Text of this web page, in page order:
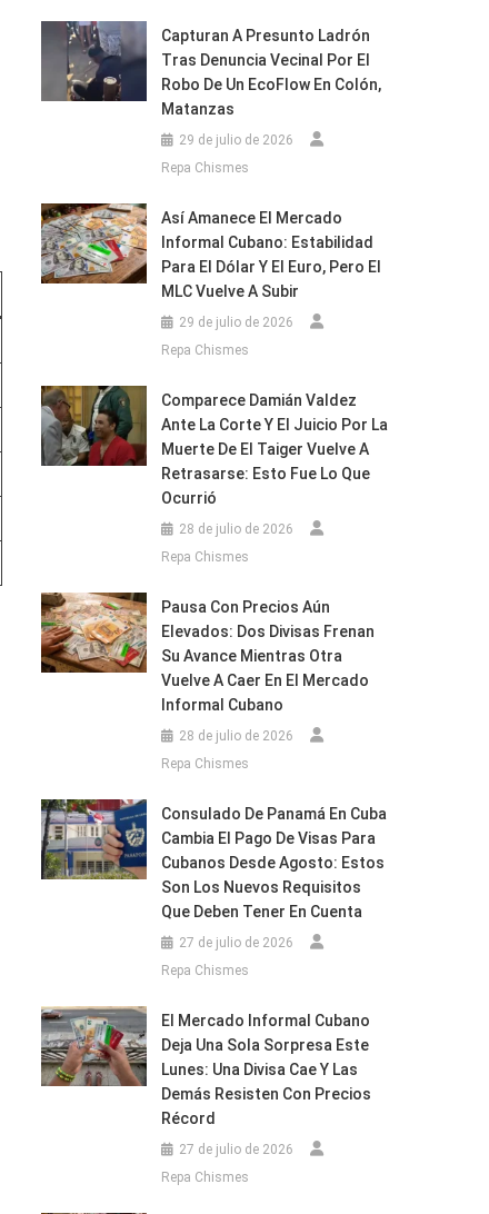
Capturan A Presunto Ladrón
Tras Denuncia Vecinal Por El
Robo De Un EcoFlow En Colón,
Matanzas
29 de julio de 2026
Repa Chismes
Así Amanece El Mercado
Informal Cubano: Estabilidad
Para El Dólar Y El Euro, Pero El
MLC Vuelve A Subir
29 de julio de 2026
Repa Chismes
Comparece Damián Valdez
Ante La Corte Y El Juicio Por La
Muerte De El Taiger Vuelve A
Retrasarse: Esto Fue Lo Que
Ocurrió
28 de julio de 2026
Repa Chismes
Pausa Con Precios Aún
Elevados: Dos Divisas Frenan
Su Avance Mientras Otra
Vuelve A Caer En El Mercado
Informal Cubano
28 de julio de 2026
Repa Chismes
Consulado De Panamá En Cuba
Cambia El Pago De Visas Para
Cubanos Desde Agosto: Estos
Son Los Nuevos Requisitos
Que Deben Tener En Cuenta
27 de julio de 2026
Repa Chismes
El Mercado Informal Cubano
Deja Una Sola Sorpresa Este
Lunes: Una Divisa Cae Y Las
Demás Resisten Con Precios
Récord
27 de julio de 2026
Repa Chismes